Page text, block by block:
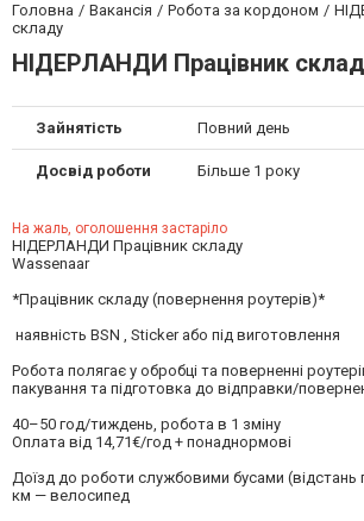
Головна Вакансія Робота за кордоном
складу
НІДЕРЛАНДИ Працівник
Зайнятість Повний день
Досвід роботи Більше 1 року
На жаль, оголошення застаріло
НІДЕРЛАНДИ Працівник складу
Wassenaar
*Працівник складу (повернення роутерів)*
наявність BSN , Sticker або під виготовлення
Робота полягає у обробці та поверненні
пакування та підготовка до відправки/
40–50 год/тиждень, робота в 1 зміну
Оплата від 14,71€/год + понаднормові
Доїзд до роботи службовими бусами (відстань
км — велосипед